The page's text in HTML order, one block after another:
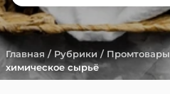
Главная / Рубрики / Промтовары
химическое сырьё